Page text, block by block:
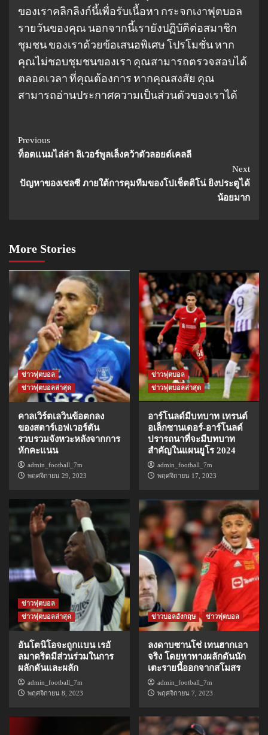
ของเราคลิกลิงก์นี้เพื่อรับเนื้อหา กระจกเงาฟุตบอล
รายวันของคุณ นอกจากนี้เรายังปฏิบัติต่อสมาชิก
ชุมชน ของเราด้วยข้อเสนอพิเศษ โปรโมชั่น หาก
คุณไม่ชอบชุมชนของเรา คุณสามารถตรวจสอบได้
ตลอดเวลา ที่คุณต้องการ หากคุณสงสัย คุณ
สามารถอ่านประกาศความเป็นส่วนตัวของเราได้
Continue
Previous
ท็อตแนมไล่ล่า ลิเวอร์พูลเล็งคว้าตัวลอยด์เคลลี
Next
ปัญหาของเชลซี ภายใต้การคุมทีมของโปเช็ตติโน่ ยิงประตูได้
น้อยมาก
More Stories
ข่าวฟุตบอล
ข่าวฟุตบอลล่าสุด
คาลเวิร์ตเลวินข้อตกลง
ของสตาร์เอฟเวอร์ตัน
รวบรวมจังหวะหลังจากการ
หักคะแนน
admin_football_7m
พฤศจิกายน 29, 2023
ข่าวฟุตบอล
ข่าวฟุตบอลล่าสุด
อาร์โนลด์มีบทบาท เทรนต์
อเล็กซานเดอร์-อาร์โนลด์
ปรารถนาที่จะมีบทบาท
สำคัญในแผนยูโร 2024
admin_football_7m
พฤศจิกายน 17, 2023
ข่าวฟุตบอล
ข่าวฟุตบอลล่าสุด
อันโตนิโอจะถูกแบน เรอั
ลมาดริดมีส่วนร่วมในการ
ผลักดันและผลัก
admin_football_7m
พฤศจิกายน 8, 2023
ข่าวบอลอังกฤษ ข่าวฟุตบอล
ลงดาบซานโช่ เทนฮากเอา
จริง โดยหาทางผลักดันนัก
เตะรายนี้ออกจากสโมสร
admin_football_7m
พฤศจิกายน 7, 2023